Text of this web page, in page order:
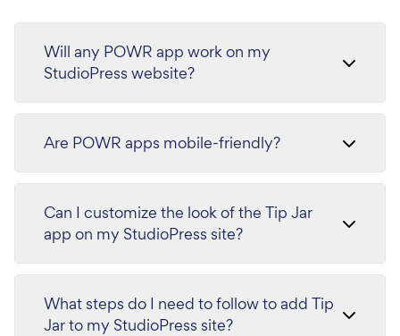
Will any POWR app work on my
StudioPress website?
Are POWR apps mobile-friendly?
Can I customize the look of the Tip Jar
app on my StudioPress site?
What steps do I need to follow to add Tip
Jar to my StudioPress site?